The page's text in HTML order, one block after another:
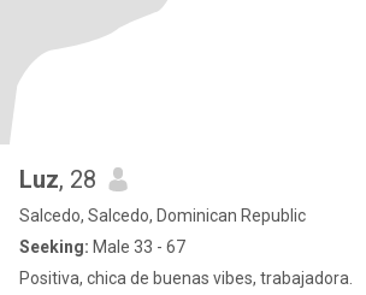
Luz, 28
Salcedo, Salcedo, Dominican Republic
Seeking: Male 33 - 67
Positiva, chica de buenas vibes, trabajadora.